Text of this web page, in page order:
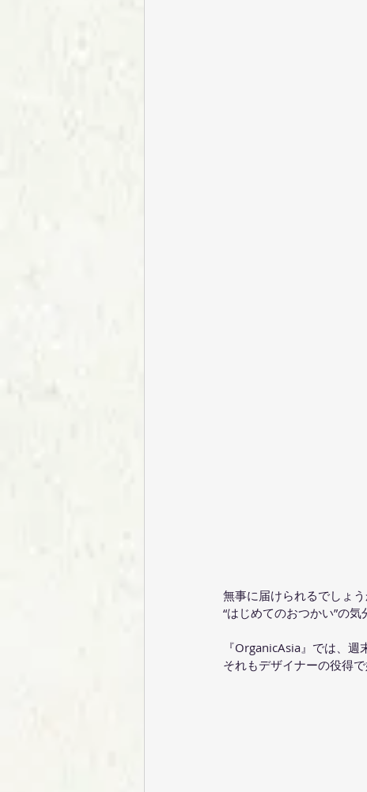
無事に届けられるでしょ
“はじめてのおつかい”の
『OrganicAsia』では、週
それもデザイナーの役得